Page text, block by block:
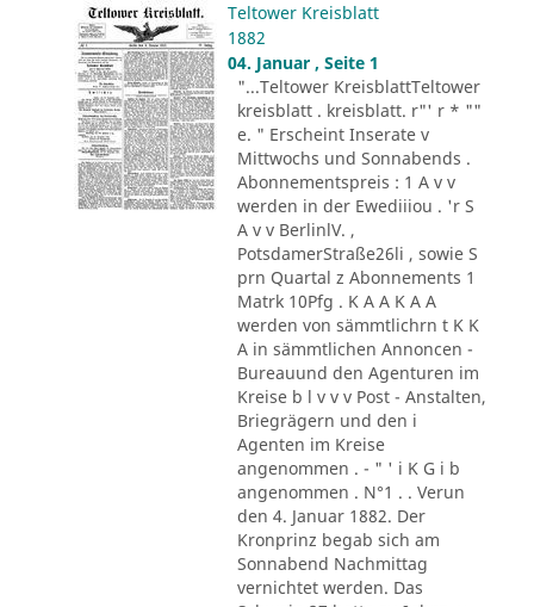
Teltower Kreisblatt
1882
04. Januar , Seite 1
"...Teltower KreisblattTeltower
kreisblatt . kreisblatt. r"' r * ""
e. " Erscheint Inserate v
Mittwochs und Sonnabends .
Abonnementspreis : 1 A v v
werden in der Ewediiiou . 'r S
A v v BerlinlV. ,
PotsdamerStraße26li , sowie S
prn Quartal z Abonnements 1
Matrk 10Pfg . K A A K A A
werden von sämmtlichrn t K K
A in sämmtlichen Annoncen -
Bureauund den Agenturen im
Kreise b l v v v Post - Anstalten,
Briegrägern und den i
Agenten im Kreise
angenommen . - " ' i K G i b
angenommen . N°1 . . Verun
den 4. Januar 1882. Der
Kronprinz begab sich am
Sonnabend Nachmittag
vernichtet werden. Das